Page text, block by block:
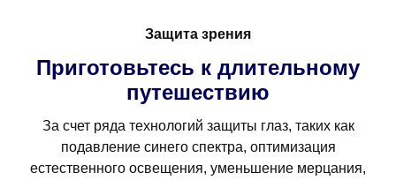
Защита зрения
Приготовьтесь к длительному
путешествию
За счет ряда технологий защиты глаз, таких как
подавление синего спектра, оптимизация
естественного освещения, уменьшение мерцания,